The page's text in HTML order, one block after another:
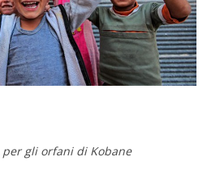
per gli orfani di Kobane